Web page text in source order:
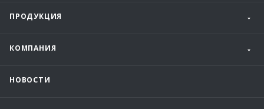
ПРОДУКЦИЯ
КОМПАНИЯ
НОВОСТИ